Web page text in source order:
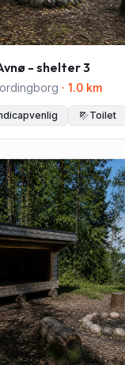
- shelter 3
· 1.0 km
Toilet